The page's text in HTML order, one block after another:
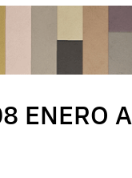
ENERO